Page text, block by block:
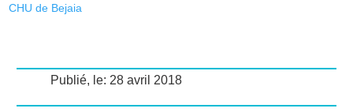
CHU de Bejaia
Publié, le: 28 avril 2018